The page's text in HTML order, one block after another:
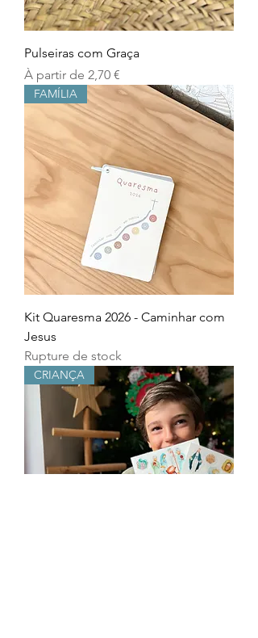
Pulseiras com Graça
À partir de 2,70 €
Prix promotionnel
FAMÍLIA
Kit Quaresma 2026 - Caminhar com
Jesus
Rupture de stock
CRIANÇA